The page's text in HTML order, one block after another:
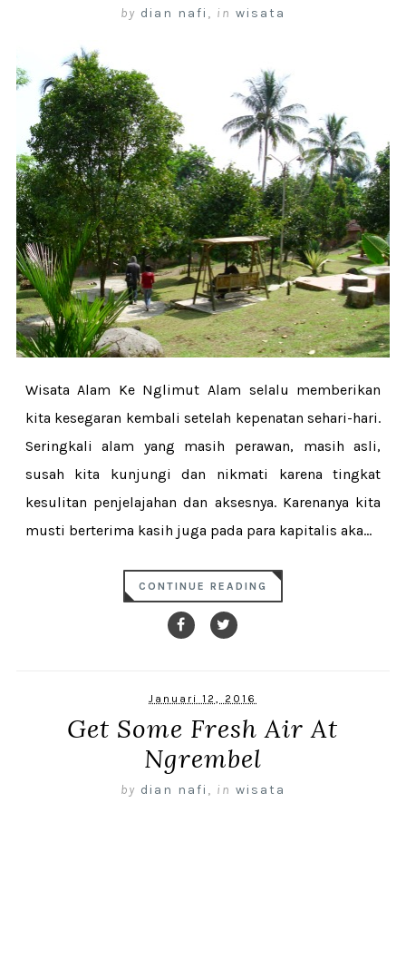
by dian nafi , in wisata
Wisata Alam Ke Nglimut Alam selalu memberikan
kita kesegaran kembali setelah kepenatan sehari-hari.
Seringkali alam yang masih perawan, masih asli,
susah kita kunjungi dan nikmati karena tingkat
kesulitan penjelajahan dan aksesnya. Karenanya kita
musti berterima kasih juga pada para kapitalis aka...
CONTINUE READING
Januari 12, 2016
Get Some Fresh Air At
Ngrembel
by dian nafi , in wisata